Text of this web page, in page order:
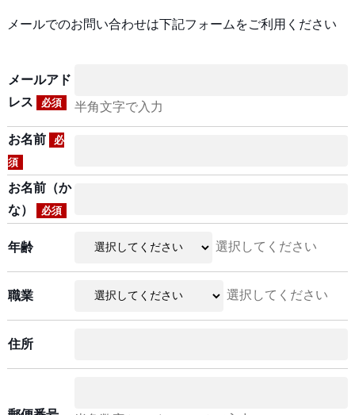
メールでのお問い合わせは下記フォームをご利用ください
メールアド
レス
必須 半角文字で入力
お名前
必
須
お名前（か
な）
必須
年齢 選択してください
職業 選択してください
住所